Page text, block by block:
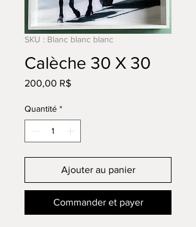
SKU : Blanc blanc blanc
Calèche 30 X 30
200,00 R$Prix
Quantité *
Ajouter au panier
Commander et payer